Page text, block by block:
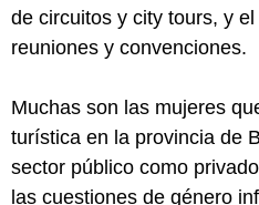
de circuitos y city tours, y
reuniones y convenciones.
Muchas son las mujeres
turística en la provincia de
sector público como
las cuestiones de género